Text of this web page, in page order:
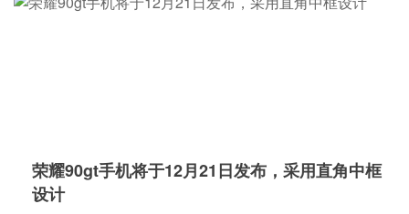
荣耀90gt手机将于12月21日发布，采用直角中框
设计